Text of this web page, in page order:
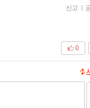
신고 |
0